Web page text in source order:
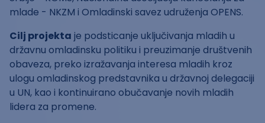
mlade - NKZM i Omladinski savez udruženja OPENS.
Cilj projekta je podsticanje uključivanja mladih u
državnu omladinsku politiku i preuzimanje društvenih
obaveza, preko izražavanja interesa mladih kroz
ulogu omladinskog predstavnika u državnoj delegaciji
u UN, kao i kontinuirano obučavanje novih mladih
lidera za promene.